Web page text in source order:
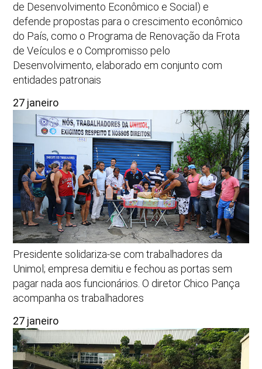
de Desenvolvimento Econômico e Social) e
defende propostas para o crescimento econômico
do País, como o Programa de Renovação da Frota
de Veículos e o Compromisso pelo
Desenvolvimento, elaborado em conjunto com
entidades patronais
27 janeiro
Presidente solidariza-se com trabalhadores da
Unimol; empresa demitiu e fechou as portas sem
pagar nada aos funcionários. O diretor Chico Pança
acompanha os trabalhadores
27 janeiro